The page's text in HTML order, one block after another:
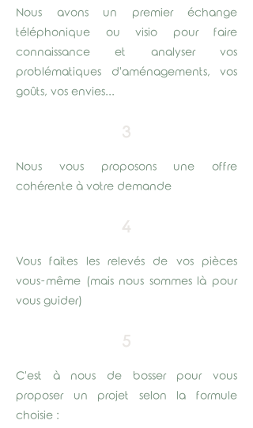
Nous avons un premier échange
téléphonique ou visio pour faire
connaissance et analyser vos
problématiques d'aménagements, vos
goûts, vos envies...
3
Nous vous proposons une offre
cohérente à votre demande
4
Vous faites les relevés de vos pièces
vous-même (mais nous sommes là pour
vous guider)
5
C'est à nous de bosser pour vous
proposer un projet selon la formule
choisie :